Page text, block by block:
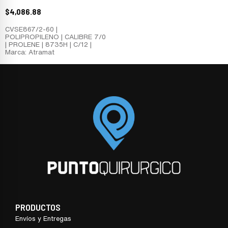
$4,086.88
CVSE867/2-60 |
POLIPROPILENO | CALIBRE 7/0
| PROLENE | 8735H | C/12 |
Marca: Atramat
PRODUCTOS
Envíos y Entregas